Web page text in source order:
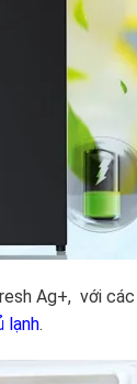
Ag+, với
lạnh.